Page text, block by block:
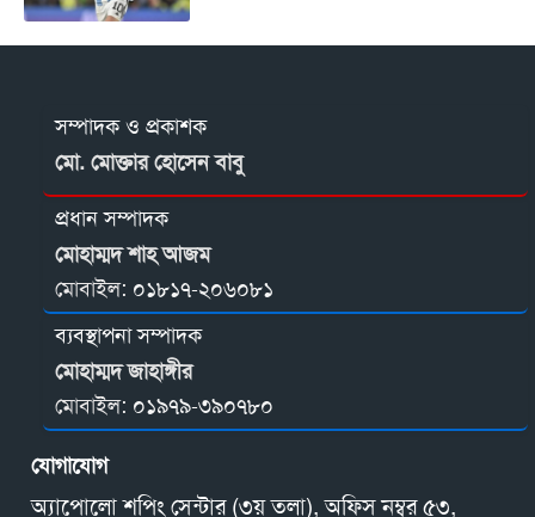
সম্পাদক ও প্রকাশক
মো. মোক্তার হোসেন বাবু
প্রধান সম্পাদক
মোহাম্মদ শাহ আজম
মোবাইল: ০১৮১৭-২০৬০৮১
ব্যবস্থাপনা সম্পাদক
মোহাম্মদ জাহাঙ্গীর
মোবাইল: ০১৯৭৯-৩৯০৭৮০
যোগাযোগ
অ্যাপোলো শপিং সেন্টার (৩য় তলা), অফিস নম্বর ৫৩,